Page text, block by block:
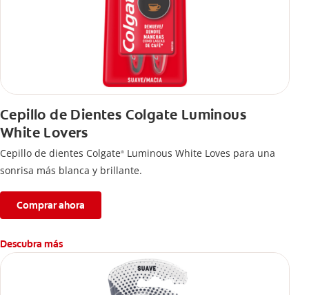
Cepillo de Dientes Colgate Luminous
White Lovers
Cepillo de dientes Colgate® Luminous White Loves para una
sonrisa más blanca y brillante.
Comprar ahora
Descubra más